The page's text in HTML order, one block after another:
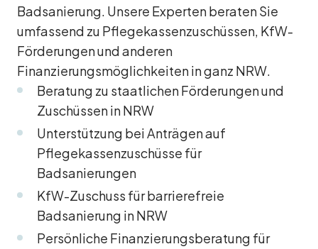
Badsanierung. Unsere Experten beraten Sie
umfassend zu Pflegekassenzuschüssen, KfW-
Förderungen und anderen
Finanzierungsmöglichkeiten in ganz NRW.
Beratung zu staatlichen Förderungen und
Zuschüssen in NRW
Unterstützung bei Anträgen auf
Pflegekassenzuschüsse für
Badsanierungen
KfW-Zuschuss für barrierefreie
Badsanierung in NRW
Persönliche Finanzierungsberatung für